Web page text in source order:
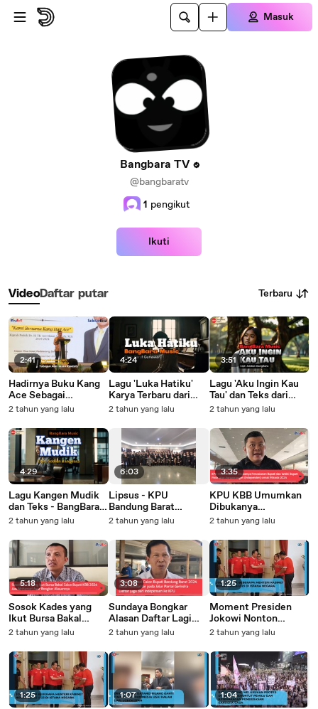
Lewatkan ke konten utama
Masuk
Bangbara TV
@bangbaratv
1 pengikut
Ikuti
VideoDaftar putar Terbaru
2:41
Hadirnya Buku Kang
Ace Sebagai
Pembuktian Kiprah
Perjuangannya
Kepada warga Selama
Pandemi dan
Konsolidasi Partai
Golkar
2 tahun yang lalu
4:29
Lagu Kangen Mudik
dan Teks - BangBara
Music
2 tahun yang lalu
5:18
Sosok Kades yang
Ikut Bursa Bakal
Calon Bupati KBB
Asor Bongkar
Alasannya
2 tahun yang lalu
1:25
4:24
Lagu 'Luka Hatiku'
Karya Terbaru dari
BangBara Music,
Syairnya
2 tahun yang lalu
6:03
Lipsus - KPU
Bandung Barat
Melantik 80 PPK,
2 tahun yang lalu
3:08
Sundaya Bongkar
Alasan Daftar Lagi
dari Jalur Independen
2 tahun yang lalu
1:07
3:51
Lagu 'Aku Ingin Kau
Tau' dan Teks dari
BangBara Music
2 tahun yang lalu
3:35
KPU KBB Umumkan
Dibukanya
Pencalonan Bupati
Jalur Perseorangan
(Independen) untuk
Pilkada 2024
2 tahun yang lalu
1:25
Moment Presiden
Jokowi Nonton
Bareng Pertandingan
Uzbekistan, di Istana
Negara
2 tahun yang lalu
1:04